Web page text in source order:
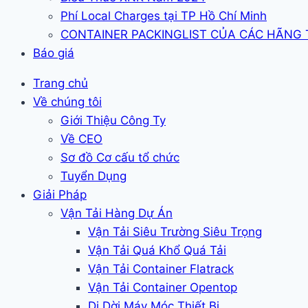
Phí Local Charges tại TP Hồ Chí Minh
CONTAINER PACKINGLIST CỦA CÁC HÃNG
Báo giá
Trang chủ
Về chúng tôi
Giới Thiệu Công Ty
Về CEO
Sơ đồ Cơ cấu tổ chức
Tuyển Dụng
Giải Pháp
Vận Tải Hàng Dự Án
Vận Tải Siêu Trường Siêu Trọng
Vận Tải Quá Khổ Quá Tải
Vận Tải Container Flatrack
Vận Tải Container Opentop